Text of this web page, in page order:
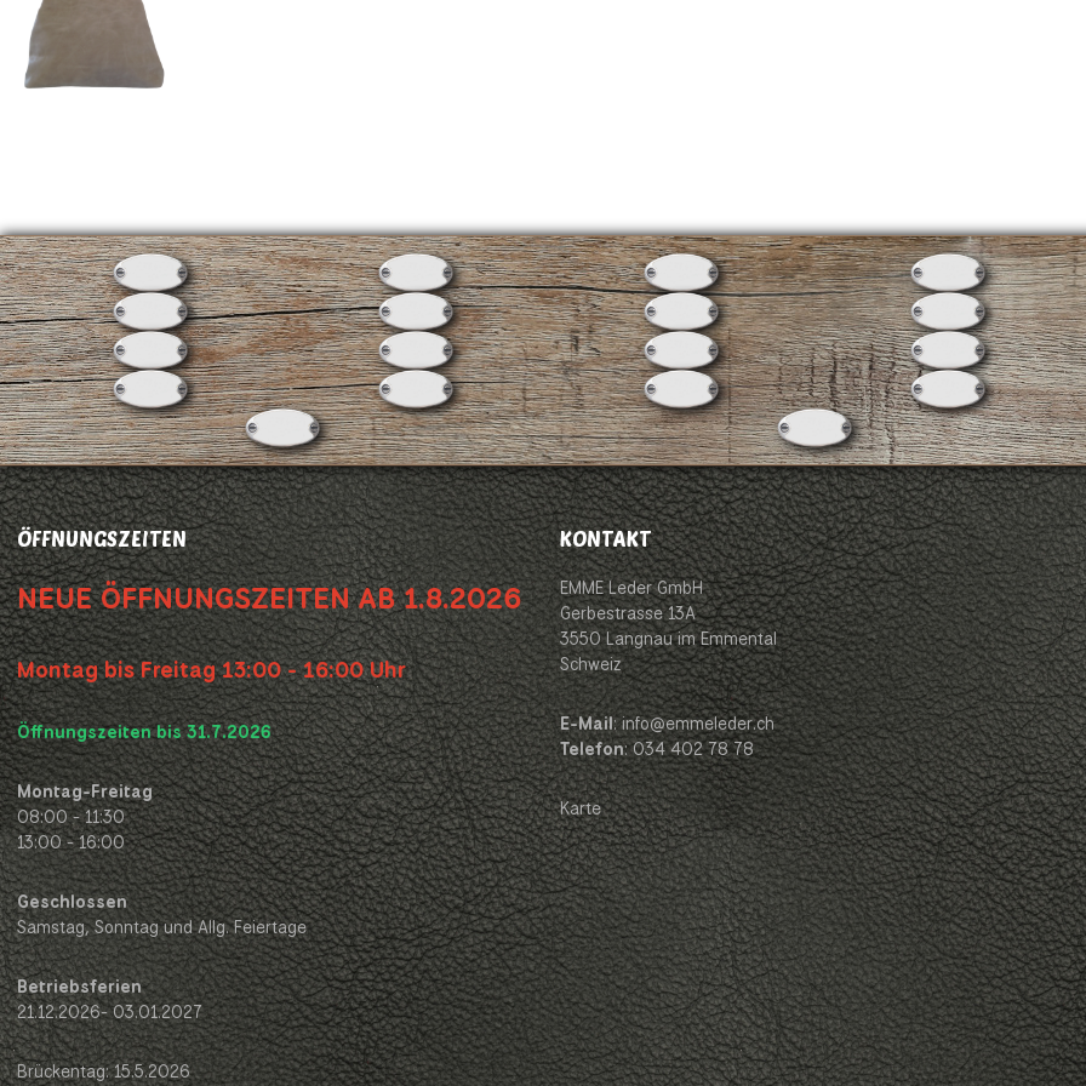
ÖFFNUNGSZEITEN
NEUE ÖFFNUNGSZEITEN AB 1.8.2026
Montag bis Freitag 13:00 - 16:00 Uhr
Öffnungszeiten bis 31.7.2026
Montag-Freitag
08:00 - 11:30
13:00 - 16:00
Geschlossen
Samstag, Sonntag und Allg. Feiertage
Betriebsferien
21.12.2026- 03.01.2027
Brückentag: 15.5.2026
KONTAKT
EMME Leder GmbH
Gerbestrasse 13A
3550 Langnau im Emmental
Schweiz
E-Mail: info@emmeleder.ch
Telefon: 034 402 78 78
Karte